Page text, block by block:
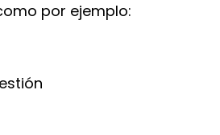
por ejemplo: